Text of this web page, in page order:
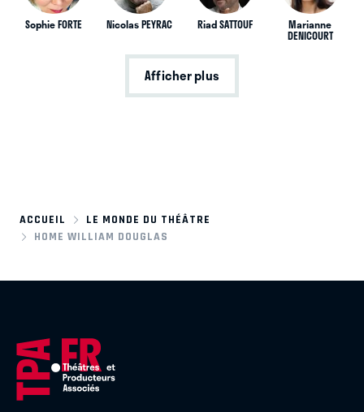
Sophie FORTE Nicolas PEYRAC Riad SATTOUF Marianne
DENICOURT
Afficher plus
ACCUEIL
LE MONDE DU THÉÂTRE
HOME WILLIAM DOUGLAS